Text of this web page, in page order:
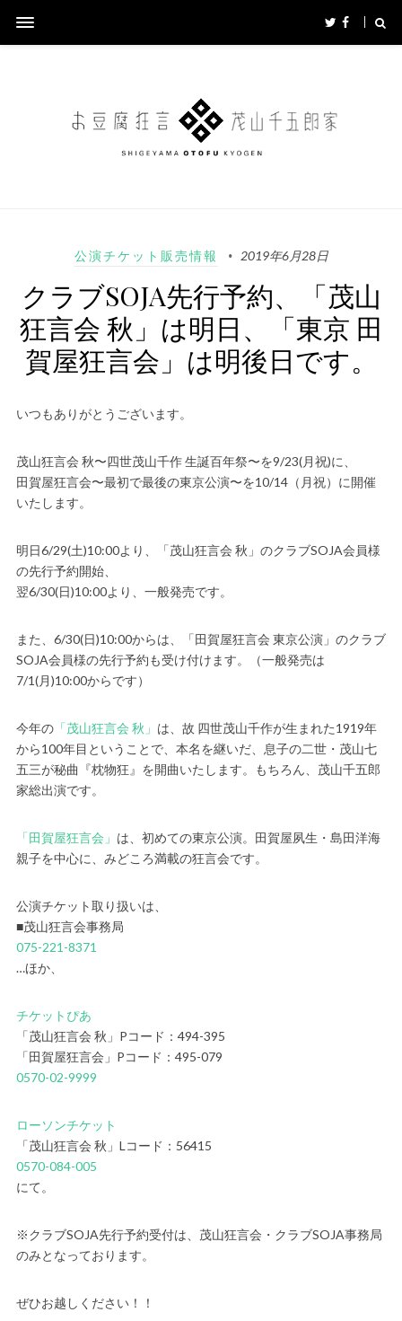
公演チケット販売情報 2019年6月28日
クラブSOJA先行予約、「茂山
狂言会 秋」は明日、「東京 田
賀屋狂言会」は明後日です。
いつもありがとうございます。
茂山狂言会 秋〜四世茂山千作 生誕百年祭〜を9/23(月祝)に、
田賀屋狂言会〜最初で最後の東京公演〜を10/14（月祝）に開催
いたします。
明日6/29(土)10:00より、「茂山狂言会 秋」のクラブSOJA会員様
の先行予約開始、
翌6/30(日)10:00より、一般発売です。
また、6/30(日)10:00からは、「田賀屋狂言会 東京公演」のクラブ
SOJA会員様の先行予約も受け付けます。（一般発売は
7/1(月)10:00からです）
今年の「茂山狂言会 秋」 は、故 四世茂山千作が生まれた1919年
から100年目ということで、本名を継いだ、息子の二世・茂山七
五三が秘曲『枕物狂』を開曲いたします。もちろん、茂山千五郎
家総出演です。
「田賀屋狂言会」 は、初めての東京公演。田賀屋夙生・島田洋海
親子を中心に、みどころ満載の狂言会です。
公演チケット取り扱いは、
■茂山狂言会事務局
075-221-8371
…ほか、
チケットぴあ
「茂山狂言会 秋」Pコード：494-395
「田賀屋狂言会」Pコード：495-079
0570-02-9999
ローソンチケット
「茂山狂言会 秋」Lコード：56415
0570-084-005
にて。
※クラブSOJA先行予約受付は、茂山狂言会・クラブSOJA事務局
のみとなっております。
ぜひお越しください！！